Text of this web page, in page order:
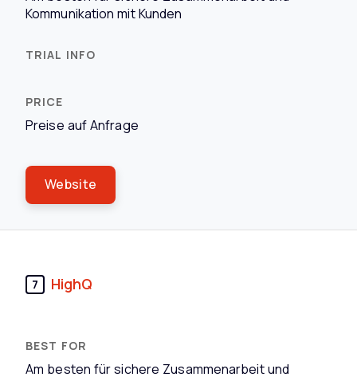
Kommunikation mit Kunden
Preise auf Anfrage
Website
7 HighQ
Am besten für sichere Zusammenarbeit und